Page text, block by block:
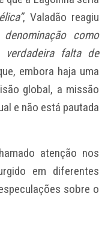
, Valadão reagiu
denominação como
falta de
embora haja uma
global, a missão
e não está pautada
atenção nos
em diferentes
sobre o